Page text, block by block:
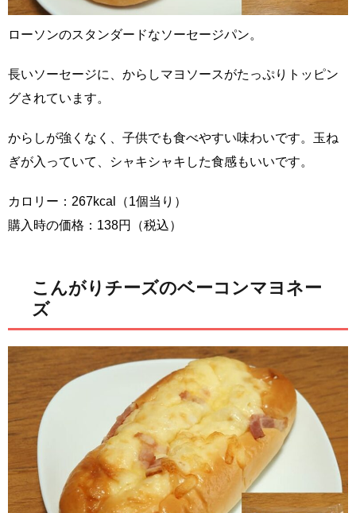
ローソンのスタンダードなソーセージパン。
長いソーセージに、からしマヨソースがたっぷりトッピン
グされています。
からしが強くなく、子供でも食べやすい味わいです。玉ね
ぎが入っていて、シャキシャキした食感もいいです。
カロリー：267kcal（1個当り）
購入時の価格：138円（税込）
こんがりチーズのベーコンマヨネー
ズ